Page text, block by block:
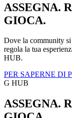
ASSEGNA.
GIOCA.
Dove la community
regola la tua
HUB.
PER SAPERNE DI
G HUB
ASSEGNA.